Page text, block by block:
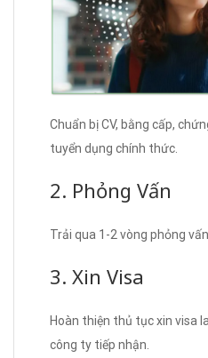
Chuẩn bị CV, bằng cấp,
tuyển dụng chính thức.
2. Phỏng Vấn
Trải qua 1-2 vòng phỏng
3. Xin Visa
Hoàn thiện thủ tục xin visa
công ty tiếp nhận.